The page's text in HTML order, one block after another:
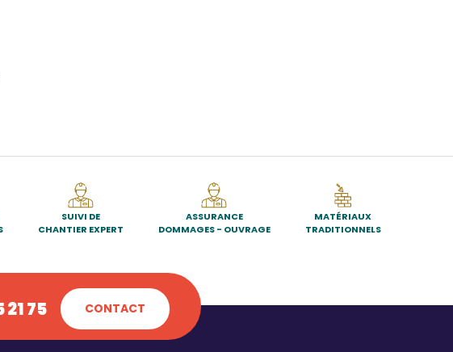
SUIVI DE
CHANTIER EXPERT
ASSURANCE
DOMMAGES - OUVRAGE
MATÉRIAUX
TRADITIONNELS
21 75 CONTACT